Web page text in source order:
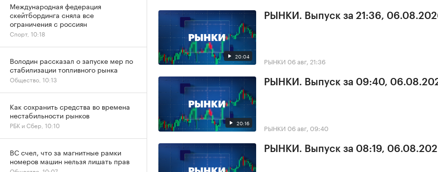
20:04
РЫНКИ. Выпуск за 21:36,
РЫНКИ 06 авг, 21:36
20:16
РЫНКИ. Выпуск за 09:40,
РЫНКИ 06 авг, 09:40
РЫНКИ. Выпуск за 08:19,
Международная федерация
скейтбординга сняла все
ограничения с россиян
Спорт, 10:18
Володин рассказал о запуске мер по
стабилизации топливного рынка
Общество, 10:13
Как сохранить средства во времена
нестабильности рынков
РБК и Сбер, 10:10
ВС счел, что за магнитные рамки
номеров машин нельзя лишать прав